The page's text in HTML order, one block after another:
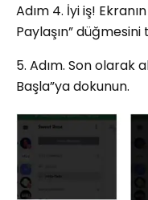
Adım 4. İyi iş!
Paylaşın” düğmesini
5. Adım. Son olarak
Başla”ya dokunun.